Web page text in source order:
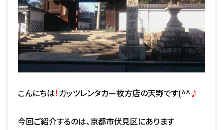
こんにちは！ガッツレンタカー枚方店の天野です(^^♪
今回ご紹介するのは、京都市伏見区にあります